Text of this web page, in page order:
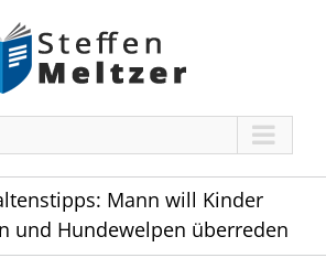
Mann will Kinder
und Hundewelpen überreden